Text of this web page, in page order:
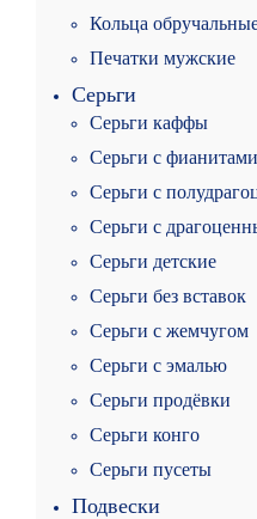
Кольца
Печатки мужские
Серьги
Серьги каффы
Серьги с фианитами
Серьги с
Серьги с
Серьги детские
Серьги без вставок
Серьги с жемчугом
Серьги с эмалью
Серьги продёвки
Серьги конго
Серьги пусеты
Подвески